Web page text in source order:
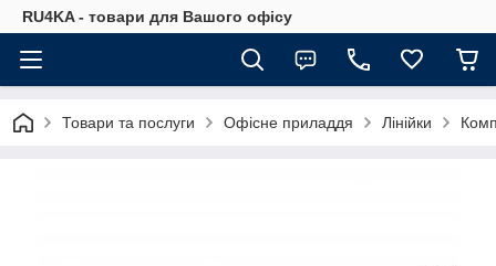
RU4KA - товари для Вашого офісу
Товари та послуги Офісне приладдя Лінійки